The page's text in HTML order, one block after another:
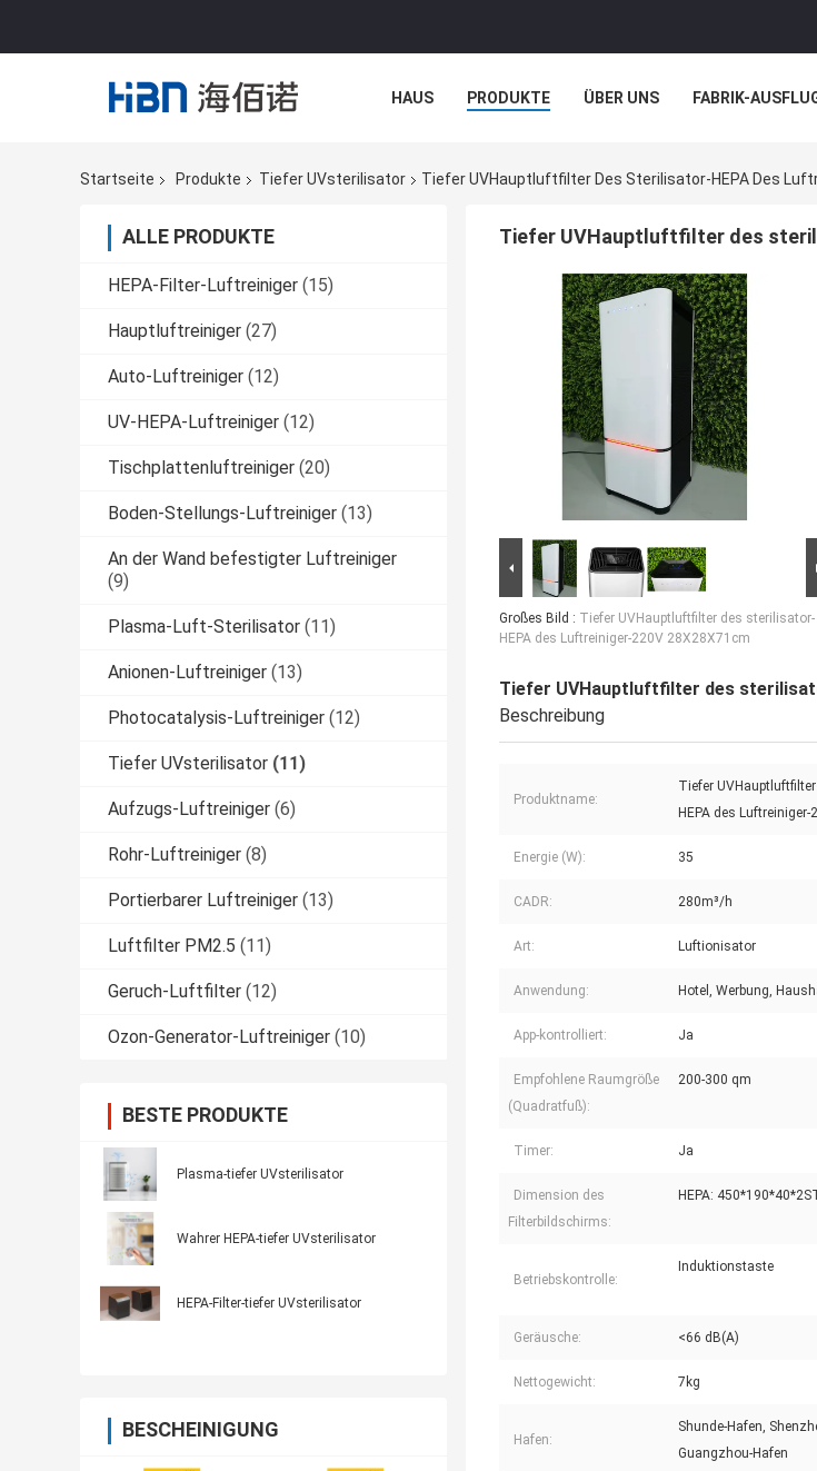
HAUS PRODUKTE ÜBER UNS FABRIK-
Startseite
Produkte Tiefer UVsterilisator Tiefer UVHauptluftfilter Des Sterilisator-HEPA Des
ALLE PRODUKTE
HEPA-Filter-Luftreiniger (15)
Hauptluftreiniger (27)
Auto-Luftreiniger (12)
UV-HEPA-Luftreiniger (12)
Tischplattenluftreiniger (20)
Boden-Stellungs-Luftreiniger (13)
An der Wand befestigter Luftreiniger
(9)
Plasma-Luft-Sterilisator (11)
Anionen-Luftreiniger (13)
Photocatalysis-Luftreiniger (12)
Tiefer UVsterilisator (11)
Aufzugs-Luftreiniger (6)
Rohr-Luftreiniger (8)
Portierbarer Luftreiniger (13)
Luftfilter PM2.5 (11)
Geruch-Luftfilter (12)
Ozon-Generator-Luftreiniger (10)
BESTE PRODUKTE
Plasma-tiefer UVsterilisator
Wahrer HEPA-tiefer UVsterilisator
HEPA-Filter-tiefer UVsterilisator
BESCHEINIGUNG
Tiefer UVHauptluftfilter des
Großes Bild : Tiefer UVHauptluftfilter des sterilisator-
HEPA des Luftreiniger-220V 28X28X71cm
Tiefer UVHauptluftfilter des
Beschreibung
Produktname:
Tiefer
HEPA des
Energie (W): 35
CADR: 280m³/h
Art: Luftionisator
Anwendung: Hotel, Werbung,
App-kontrolliert: Ja
Empfohlene Raumgröße
(Quadratfuß):
200-300 qm
Timer: Ja
Dimension des
Filterbildschirms:
HEPA:
Betriebskontrolle:
Induktionstaste
Geräusche: <66 dB(A)
Nettogewicht: 7kg
Hafen:
Shunde-Hafen,
Guangzhou-Hafen